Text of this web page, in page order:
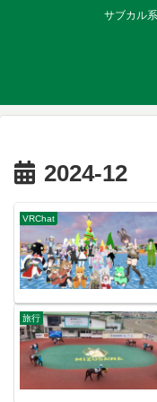
サブカル
2024-12
VRChat
旅行